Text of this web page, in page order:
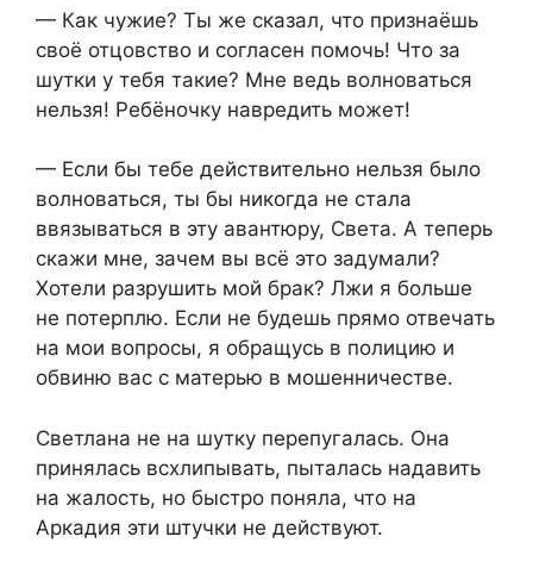
— Как чужие? Ты же сказал, что признаёшь
своё отцовство и согласен помочь! Что за
шутки у тебя такие? Мне ведь волноваться
нельзя! Ребёночку навредить может!
— Если бы тебе действительно нельзя было
волноваться, ты бы никогда не стала
ввязываться в эту авантюру, Света. А теперь
скажи мне, зачем вы всё это задумали?
Хотели разрушить мой брак? Лжи я больше
не потерплю. Если не будешь прямо отвечать
на мои вопросы, я обращусь в полицию и
обвиню вас с матерью в мошенничестве.
Светлана не на шутку перепугалась. Она
принялась всхлипывать, пыталась надавить
на жалость, но быстро поняла, что на
Аркадия эти штучки не действуют.